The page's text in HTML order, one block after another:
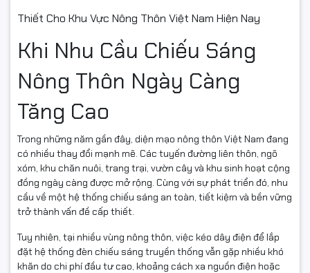
Thiết Cho Khu Vực Nông Thôn Việt Nam Hiện Nay
Khi Nhu Cầu Chiếu Sáng
Nông Thôn Ngày Càng
Tăng Cao
Trong những năm gần đây, diện mạo nông thôn Việt Nam đang
có nhiều thay đổi mạnh mẽ. Các tuyến đường liên thôn, ngõ
xóm, khu chăn nuôi, trang trại, vườn cây và khu sinh hoạt cộng
đồng ngày càng được mở rộng. Cùng với sự phát triển đó, nhu
cầu về một hệ thống chiếu sáng an toàn, tiết kiệm và bền vững
trở thành vấn đề cấp thiết.
Tuy nhiên, tại nhiều vùng nông thôn, việc kéo dây điện để lắp
đặt hệ thống đèn chiếu sáng truyền thống vẫn gặp nhiều khó
khăn do chi phí đầu tư cao, khoảng cách xa nguồn điện hoặc